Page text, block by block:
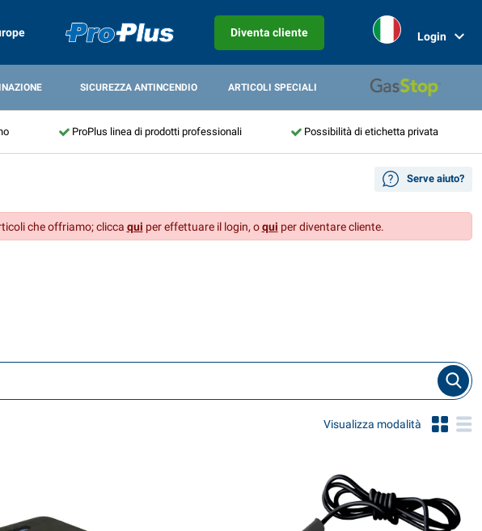
Diventa cliente Login
SICUREZZA ANTINCENDIO ARTICOLI SPECIALI
ProPlus linea di prodotti professionali Possibilità di etichetta privata
Serve aiuto?
che offriamo; clicca qui per effettuare il login, oqui per diventare cliente.
Visualizza modalità